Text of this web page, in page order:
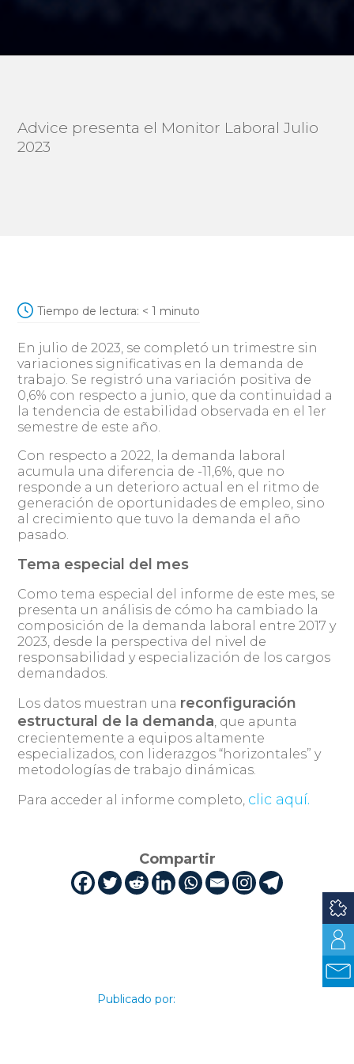
Advice presenta el Monitor Laboral Julio
2023
Tiempo de lectura: < 1 minuto
En julio de 2023, se completó un trimestre sin
variaciones significativas en la demanda de
trabajo. Se registró una variación positiva de
0,6% con respecto a junio, que da continuidad a
la tendencia de estabilidad observada en el 1er
semestre de este año.
Con respecto a 2022, la demanda laboral
acumula una diferencia de -11,6%, que no
responde a un deterioro actual en el ritmo de
generación de oportunidades de empleo, sino
al crecimiento que tuvo la demanda el año
pasado.
Tema especial del mes
Como tema especial del informe de este mes, se
presenta un análisis de cómo ha cambiado la
composición de la demanda laboral entre 2017 y
2023, desde la perspectiva del nivel de
responsabilidad y especialización de los cargos
demandados.
Los datos muestran una reconfiguración
estructural de la demanda, que apunta
crecientemente a equipos altamente
especializados, con liderazgos “horizontales” y
metodologías de trabajo dinámicas.
Para acceder al informe completo, clic aquí.
Compartir
Publicado por: